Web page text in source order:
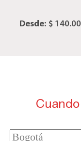
Desde: $
Cuando